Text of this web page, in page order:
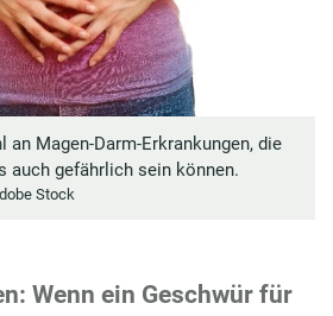
an Magen-Darm-Erkrankungen, die
auch gefährlich sein können.
Stock
Wenn ein Geschwür für